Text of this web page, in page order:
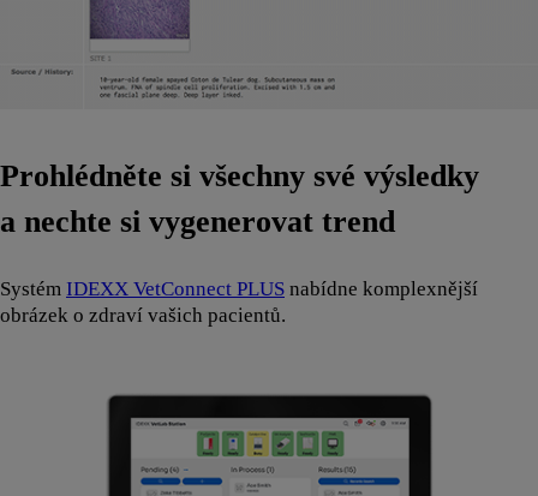
Prohlédněte si všechny své výsledky
a nechte si vygenerovat trend
Systém IDEXX VetConnect PLUS nabídne komplexnější
obrázek o zdraví vašich pacientů.